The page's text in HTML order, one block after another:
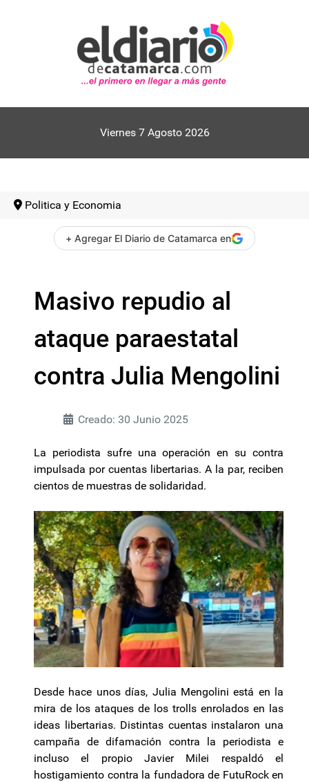
Viernes 7 Agosto 2026
Politica y Economia
+ Agregar El Diario de Catamarca en
Masivo repudio al
ataque paraestatal
contra Julia Mengolini
Creado: 30 Junio 2025
La periodista sufre una operación en su contra
impulsada por cuentas libertarias. A la par, reciben
cientos de muestras de solidaridad.
Desde hace unos días, Julia Mengolini está en la
mira de los ataques de los trolls enrolados en las
ideas libertarias. Distintas cuentas instalaron una
campaña de difamación contra la periodista e
incluso el propio Javier Milei respaldó el
hostigamiento contra la fundadora de FutuRock en